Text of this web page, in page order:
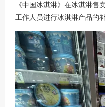
《中国冰淇淋》在冰淇淋售
工作人员进行冰淇淋产品的补